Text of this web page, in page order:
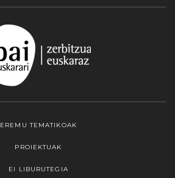
EREMU TEMATIKOAK
PROIEKTUAK
EI LIBURUTEGIA